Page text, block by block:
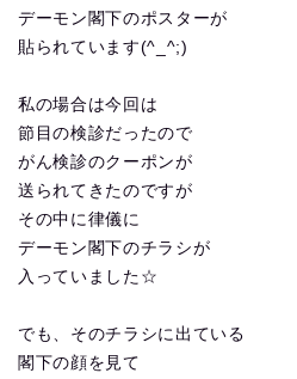
デーモン閣下のポスターが
貼られています(^_^;)
私の場合は今回は
節目の検診だったので
がん検診のクーポンが
送られてきたのですが
その中に律儀に
デーモン閣下のチラシが
入っていました☆
でも、そのチラシに出ている
閣下の顔を見て